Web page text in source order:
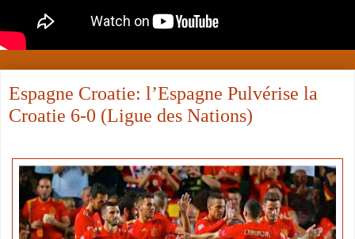
Espagne Croatie: l’Espagne Pulvérise la
Croatie 6-0 (Ligue des Nations)